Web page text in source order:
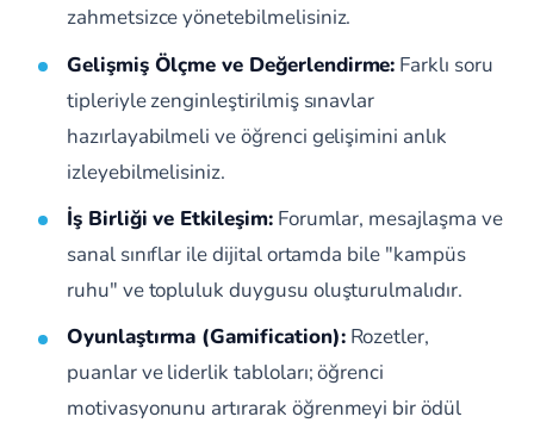
zahmetsizce yönetebilmelisiniz.
Gelişmiş Ölçme ve Değerlendirme: Farklı soru
tipleriyle zenginleştirilmiş sınavlar
hazırlayabilmeli ve öğrenci gelişimini anlık
izleyebilmelisiniz.
İş Birliği ve Etkileşim:Forumlar, mesajlaşma ve
sanal sınıflar ile dijital ortamda bile "kampüs
ruhu" ve topluluk duygusu oluşturulmalıdır.
Oyunlaştırma (Gamification):Rozetler,
puanlar ve liderlik tabloları; öğrenci
motivasyonunu artırarak öğrenmeyi bir ödül